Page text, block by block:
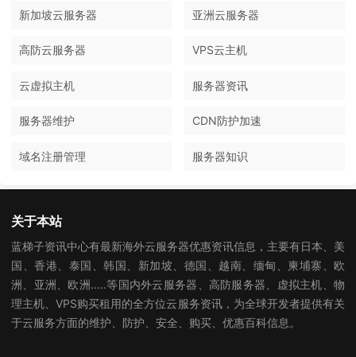
新加坡云服务器 亚洲云服务器
高防云服务器 VPS云主机
云虚拟主机 服务器资讯
服务器维护 CDN防护加速
域名注册管理 服务器知识
关于本站
蓝梯子资讯中心有最新海外云服务器优惠资讯信息，主要有日本、美
国、香港、泰国、韩国、新加坡、德国、越南、缅甸、柬埔寨、欧
洲、亚洲、欧洲.....等国内外云服务器、高防服务器、虚拟主机、物
理主机、VPS购买租用的全方位云服务资讯，为全球开发者提供有关
于云服务方面的维护、防护、安全、购买、优惠百科信息。